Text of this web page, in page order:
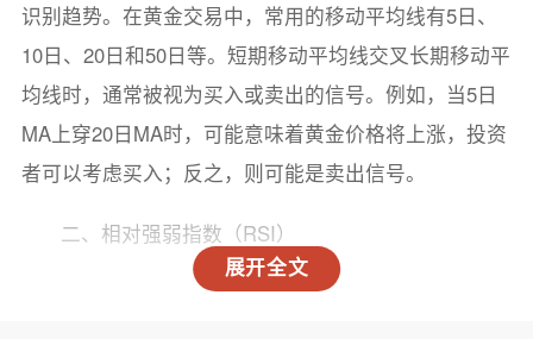
展开全文
识别趋势。在黄金交易中，常用的移动平均线有5日、
10日、20日和50日等。短期移动平均线交叉长期移动平
均线时，通常被视为买入或卖出的信号。例如，当5日
MA上穿20日MA时，可能意味着黄金价格将上涨，投资
者可以考虑买入；反之，则可能是卖出信号。
二、相对强弱指数（RSI）
相对强弱指数是一种动量指标，旨在衡量价格变动